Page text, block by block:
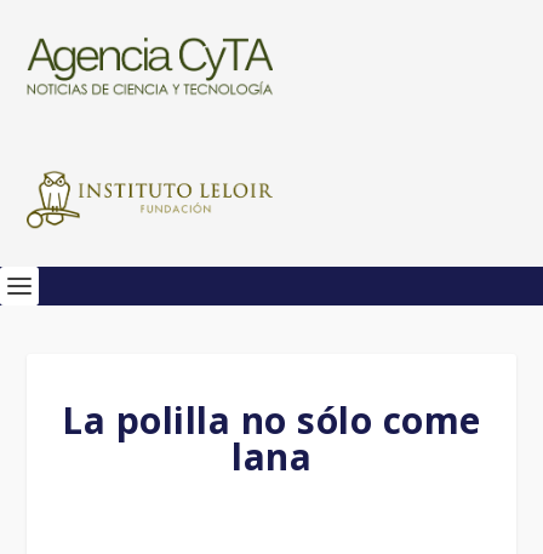
La polilla no sólo come
lana